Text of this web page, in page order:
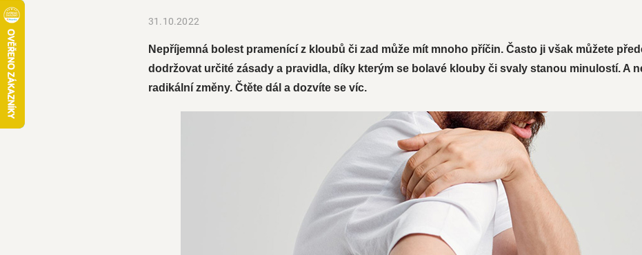
31.10.2022
Nepříjemná bolest pramenící z kloubů či zad může mít mnoho příčin. Často ji však můžete
dodržovat určité zásady a pravidla, díky kterým se bolavé klouby či svaly stanou minulostí. A
radikální změny. Čtěte dál a dozvíte se víc.